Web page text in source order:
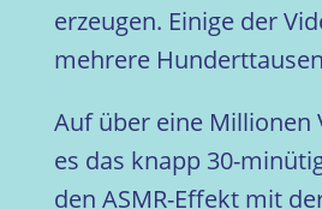
erzeugen. Einige der
mehrere
Auf über eine Millionen
es das knapp 30-
den ASMR-Effekt mit